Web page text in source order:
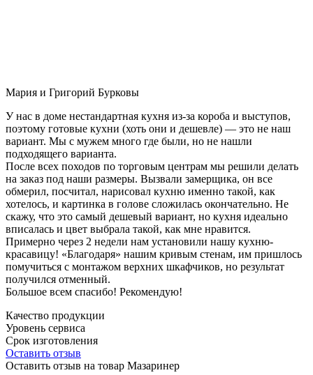
Мария и Григорий Бурковы
У нас в доме нестандартная кухня из-за короба и выступов,
поэтому готовые кухни (хоть они и дешевле) — это не наш
вариант. Мы с мужем много где были, но не нашли
подходящего варианта.
После всех походов по торговым центрам мы решили делать
на заказ под наши размеры. Вызвали замерщика, он все
обмерил, посчитал, нарисовал кухню именно такой, как
хотелось, и картинка в голове сложилась окончательно. Не
скажу, что это самый дешевый вариант, но кухня идеально
вписалась и цвет выбрала такой, как мне нравится.
Примерно через 2 недели нам установили нашу кухню-
красавицу! «Благодаря» нашим кривым стенам, им пришлось
помучиться с монтажом верхних шкафчиков, но результат
получился отменный.
Большое всем спасибо! Рекомендую!
Качество продукции
Уровень сервиса
Срок изготовления
Оставить отзыв
Оставить отзыв на товар Мазаринер